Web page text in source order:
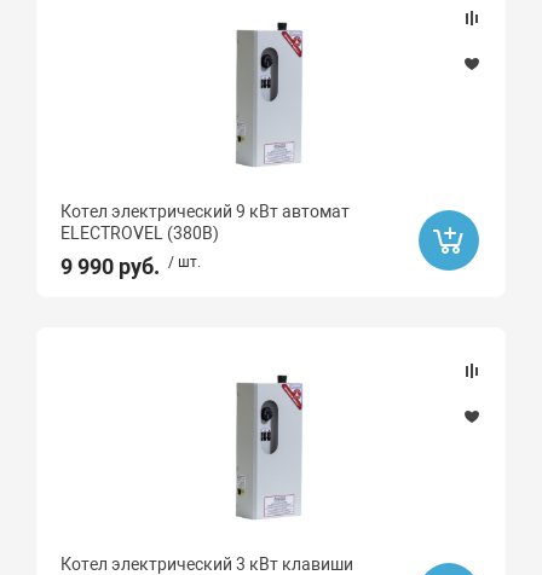
ELECTROVEL
Площадь отапливаемого помещения, м2
Котел электрический 9 кВт автомат
ELECTROVEL (380В)
9 990 руб. / шт.
Котел электрический 3 кВт клавиши